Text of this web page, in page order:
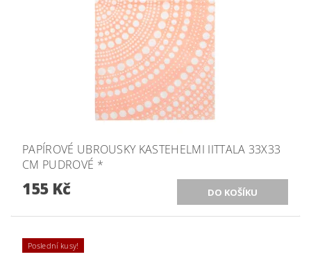
PAPÍROVÉ UBROUSKY KASTEHELMI IITTALA 33X33
CM PUDROVÉ *
155 Kč
Poslední kusy!